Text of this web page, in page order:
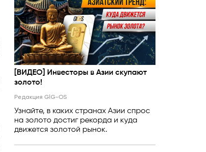
[ВИДЕО] Инвесторы в Азии скупают
золото!
Редакция GlG-OS
Узнайте, в каких странах Азии спрос
на золото достиг рекорда и куда
движется золотой рынок.